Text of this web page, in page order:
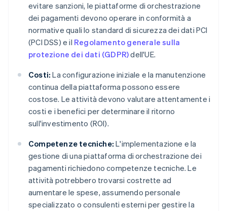
evitare sanzioni, le piattaforme di orchestrazione
dei pagamenti devono operare in conformità a
normative quali lo standard di sicurezza dei dati PCI
(PCI DSS) e il Regolamento generale sulla
protezione dei dati (GDPR)dell'UE.
Costi: La configurazione iniziale e la manutenzione
continua della piattaforma possono essere
costose. Le attività devono valutare attentamente i
costi e i benefici per determinare il ritorno
sull'investimento (ROI).
Competenze tecniche: L'implementazione e la
gestione di una piattaforma di orchestrazione dei
pagamenti richiedono competenze tecniche. Le
attività potrebbero trovarsi costrette ad
aumentare le spese, assumendo personale
specializzato o consulenti esterni per gestire la